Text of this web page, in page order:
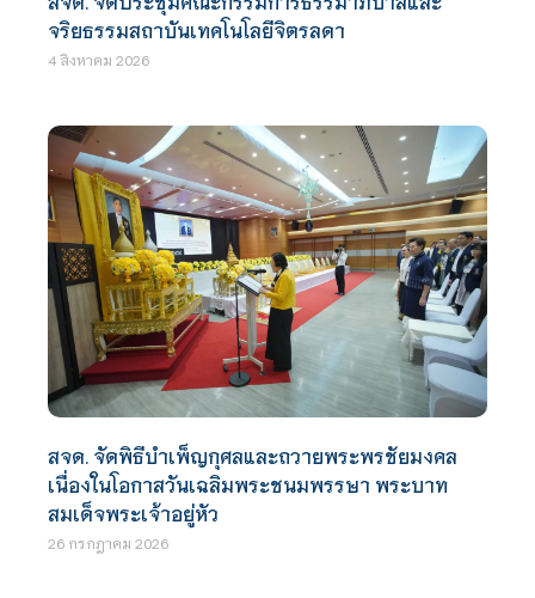
จริยธรรมสถาบันเทคโนโลยีจิตรลดา
4 สิงหาคม 2026
สจด. จัดพิธีบำเพ็ญกุศลและถวายพระพรชัยมงคล
เนื่องในโอกาสวันเฉลิมพระชนมพรรษา พระบาท
สมเด็จพระเจ้าอยู่หัว
26 กรกฎาคม 2026